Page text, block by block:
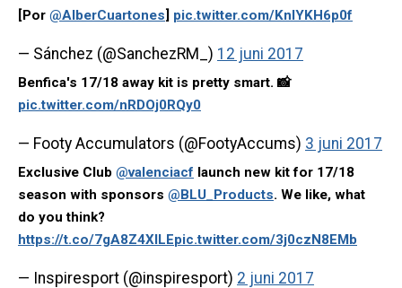
[Por @AlberCuartones] pic.twitter.com/KnlYKH6p0f
— Sánchez (@SanchezRM_) 12 juni 2017
Benfica's 17/18 away kit is pretty smart. 📸
pic.twitter.com/nRDOj0RQy0
— Footy Accumulators (@FootyAccums) 3 juni 2017
Exclusive Club @valenciacf launch new kit for 17/18
season with sponsors @BLU_Products. We like, what
do you think?
https://t.co/7gA8Z4XILEpic.twitter.com/3j0czN8EMb
— Inspiresport (@inspiresport) 2 juni 2017